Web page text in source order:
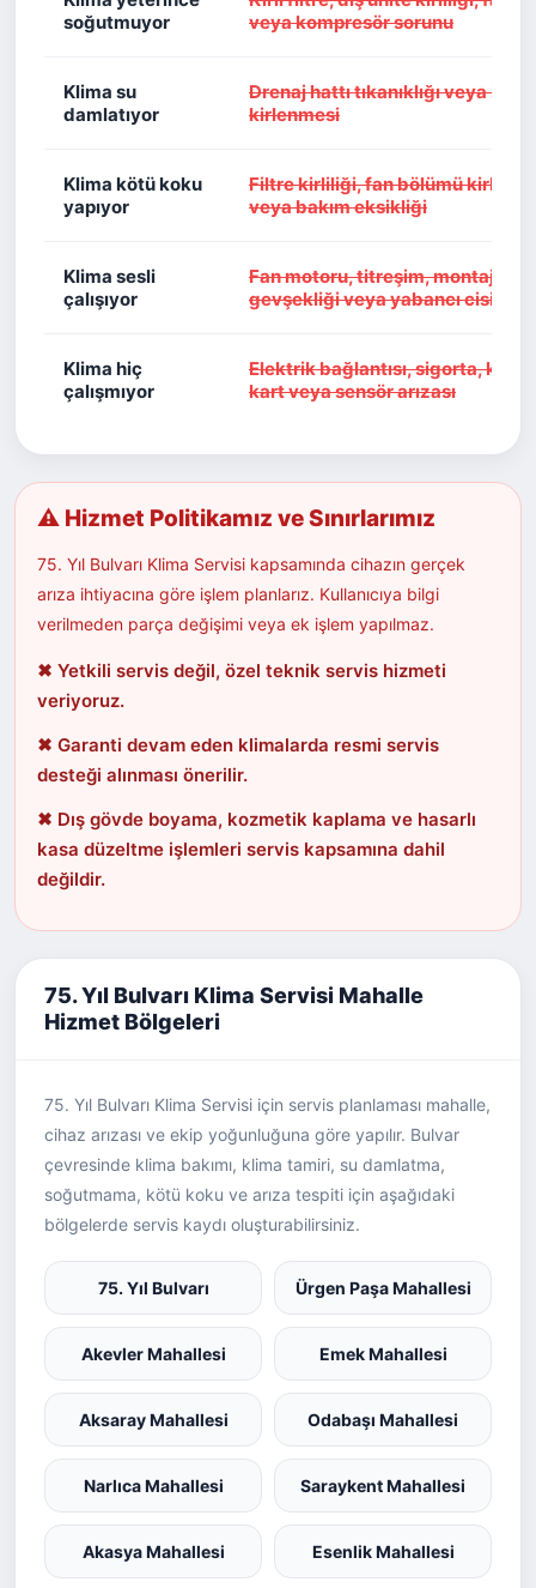
soğutmuyor
veya kompresör sorunu
Klima su
damlatıyor
Drenaj hattı tıkanıklığı veya iç
kirlenmesi
Klima kötü koku
yapıyor
Filtre kirliliği, fan bölümü
veya bakım eksikliği
Klima sesli
çalışıyor
Fan motoru, titreşim, montaj
gevşekliği veya yabancı cisim
Klima hiç
çalışmıyor
Elektrik bağlantısı, sigorta,
kart veya sensör arızası
⚠ Hizmet Politikamız ve Sınırlarımız
75. Yıl Bulvarı Klima Servisi kapsamında cihazın gerçek
arıza ihtiyacına göre işlem planlarız. Kullanıcıya bilgi
verilmeden parça değişimi veya ek işlem yapılmaz.
✖ Yetkili servis değil, özel teknik servis hizmeti
veriyoruz.
✖ Garanti devam eden klimalarda resmi servis
desteği alınması önerilir.
✖ Dış gövde boyama, kozmetik kaplama ve hasarlı
kasa düzeltme işlemleri servis kapsamına dahil
değildir.
75. Yıl Bulvarı Klima Servisi Mahalle
Hizmet Bölgeleri
75. Yıl Bulvarı Klima Servisi için servis planlaması mahalle,
cihaz arızası ve ekip yoğunluğuna göre yapılır. Bulvar
çevresinde klima bakımı, klima tamiri, su damlatma,
soğutmama, kötü koku ve arıza tespiti için aşağıdaki
bölgelerde servis kaydı oluşturabilirsiniz.
75. Yıl Bulvarı Ürgen Paşa Mahallesi
Akevler Mahallesi Emek Mahallesi
Aksaray Mahallesi Odabaşı Mahallesi
Narlıca Mahallesi Saraykent Mahallesi
Akasya Mahallesi Esenlik Mahallesi